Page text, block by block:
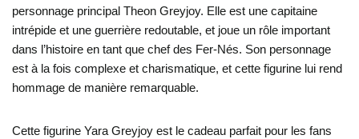
personnage principal Theon Greyjoy. Elle est une capitaine
intrépide et une guerrière redoutable, et joue un rôle important
dans l’histoire en tant que chef des Fer-Nés. Son personnage
est à la fois complexe et charismatique, et cette figurine lui rend
hommage de manière remarquable.
Cette figurine Yara Greyjoy est le cadeau parfait pour les fans